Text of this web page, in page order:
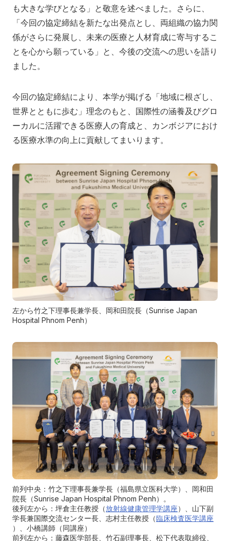
も大きな学びとなる」と敬意を述べました。さらに、
「今回の協定締結を新たな出発点とし、両組織の協力関
係がさらに発展し、未来の医療と人材育成に寄与するこ
とを心から願っている」と、今後の交流への思いを語り
ました。
今回の協定締結により、本学が掲げる「地域に根ざし、
世界とともに歩む」理念のもと、国際性の涵養及びグロ
ーカルに活躍できる医療人の育成と、カンボジアにおけ
る医療水準の向上に貢献してまいります。
左から竹之下理事長兼学長、岡和田院長（Sunrise Japan
Hospital Phnom Penh）
前列中央：竹之下理事長兼学長（福島県立医科大学）、岡和田
院長（Sunrise Japan Hospital Phnom Penh）。
後列左から：坪倉主任教授（放射線健康管理学講座）、山下副
学長兼国際交流センター長、志村主任教授（臨床検査医学講座
）、小橋講師（同講座）
前列左から：藤森医学部長、竹石副理事長、松下代表取締役、